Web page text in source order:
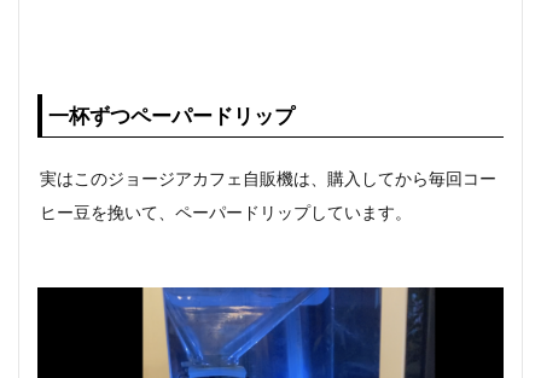
一杯ずつペーパードリップ
実はこのジョージアカフェ自販機は、購入してから毎回コー
ヒー豆を挽いて、ペーパードリップしています。